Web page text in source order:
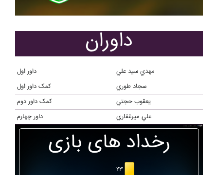
داوران
داور اول
مهدي سيد علي
کمک داور اول
سجاد طوري
کمک داور دوم
يعقوب حجتي
داور چهارم
علي ميرغفاري
رخداد های بازی
۲۳